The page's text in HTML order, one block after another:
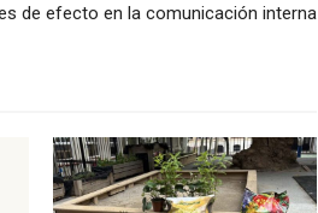
de efecto en la comunicación interna